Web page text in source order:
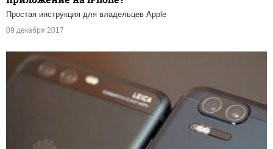
Простая инструкция для владельцев Apple
09 декабря 2017